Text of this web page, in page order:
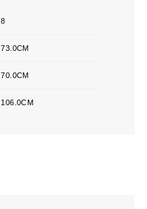
8
73.0CM
70.0CM
106.0CM